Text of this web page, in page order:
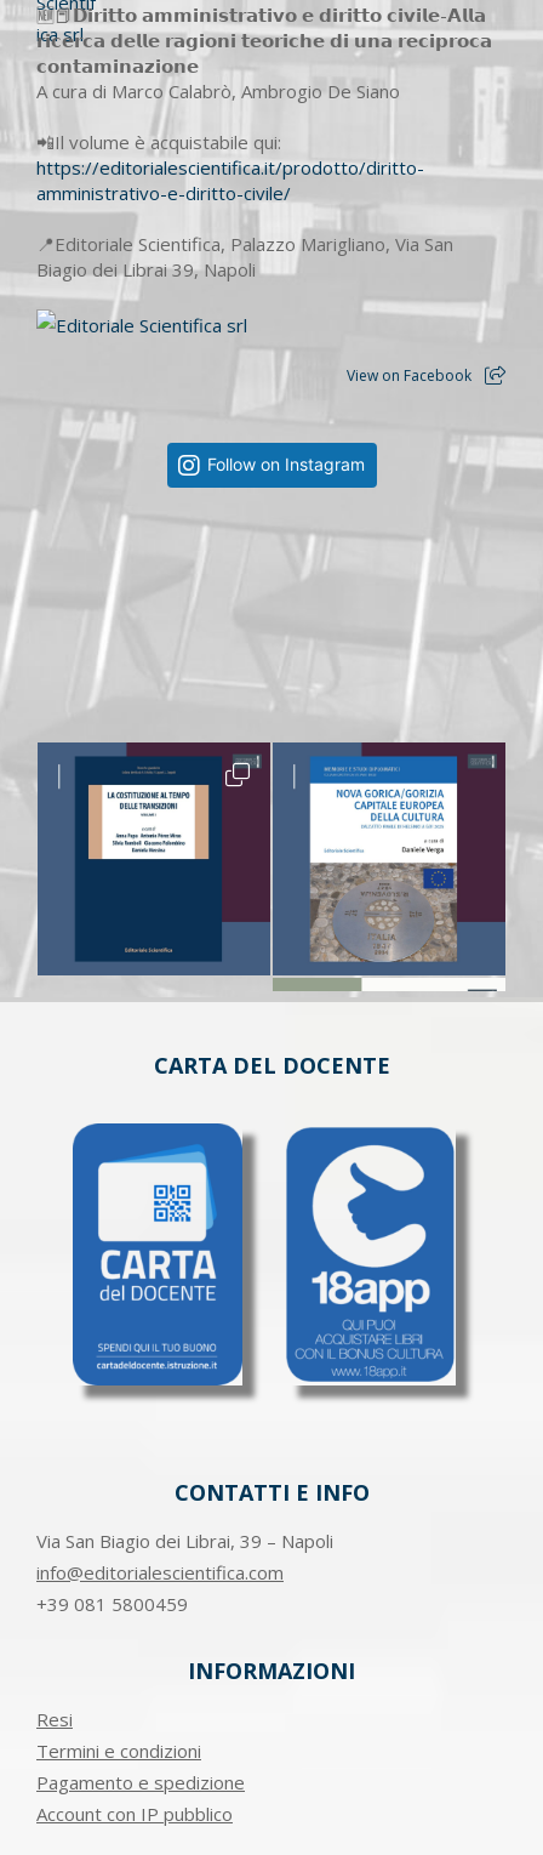
🆕📕𝗗𝗶𝗿𝗶𝘁𝘁𝗼 𝗮𝗺𝗺𝗶𝗻𝗶𝘀𝘁𝗿𝗮𝘁𝗶𝘃𝗼 𝗲 𝗱𝗶𝗿𝗶𝘁𝘁𝗼 𝗰𝗶𝘃𝗶𝗹𝗲-𝗔𝗹𝗹𝗮
𝗿𝗶𝗰𝗲𝗿𝗰𝗮 𝗱𝗲𝗹𝗹𝗲 𝗿𝗮𝗴𝗶𝗼𝗻𝗶 𝘁𝗲𝗼𝗿𝗶𝗰𝗵𝗲 𝗱𝗶 𝘂𝗻𝗮 𝗿𝗲𝗰𝗶𝗽𝗿𝗼𝗰𝗮
𝗰𝗼𝗻𝘁𝗮𝗺𝗶𝗻𝗮𝘇𝗶𝗼𝗻𝗲
A cura di Marco Calabrò, Ambrogio De Siano
📲Il volume è acquistabile qui:
https://editorialescientifica.it/prodotto/diritto-
amministrativo-e-diritto-civile/
📍Editoriale Scientifica, Palazzo Marigliano, Via San
Biagio dei Librai 39, Napoli
View on Facebook
Follow on Instagram
CARTA DEL DOCENTE
CONTATTI E INFO
Via San Biagio dei Librai, 39 – Napoli
info@editorialescientifica.com
+39 081 5800459
INFORMAZIONI
Resi
Termini e condizioni
Pagamento e spedizione
Account con IP pubblico